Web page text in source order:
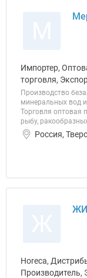
Импортер,
торговля,
Производство
минеральных вод
Торговля
рыбу,
Россия,
Horeca,
Производитель,